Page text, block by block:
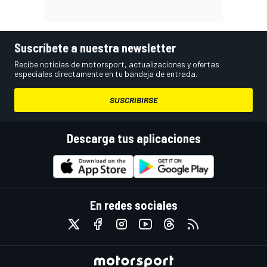
Suscríbete a nuestra newsletter
Recibe noticias de motorsport, actualizaciones y ofertas
especiales directamente en tu bandeja de entrada.
SUSCRIBIRSE
Descarga tus aplicaciones
En redes sociales